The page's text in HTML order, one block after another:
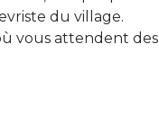
du village.
vous attendent des